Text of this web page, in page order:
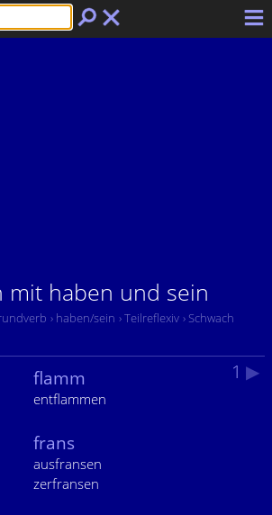
mit haben und sein
› haben/sein › Teilreflexiv › Schwach
1 ▶
flamm
entflammen
frans
ausfransen
zerfransen